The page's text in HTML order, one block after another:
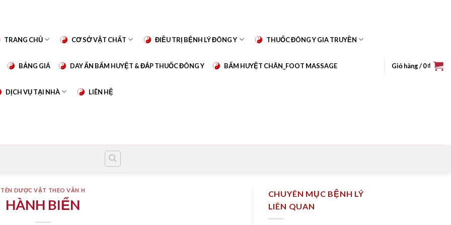
TRANG CHỦ CƠ SỞ VẬT CHẤT ĐIỀU TRỊ BỆNH LÝ ĐÔNG Y THUỐC ĐÔNG Y GIA TRUYỀN
BẢNG GIÁ DAY ẤN BẤM HUYỆT & ĐẮP THUỐC ĐÔNG Y BẤM HUYỆT CHÂN_FOOT MASSAGE
DỊCH VỤ TẠI NHÀ LIÊN HỆ
Giỏ hàng /0₫
TÊN DƯỢC VẬT THEO VẦN H
HÀNH BIỂN
CHUYÊN MỤC BỆNH LÝ
LIÊN QUAN